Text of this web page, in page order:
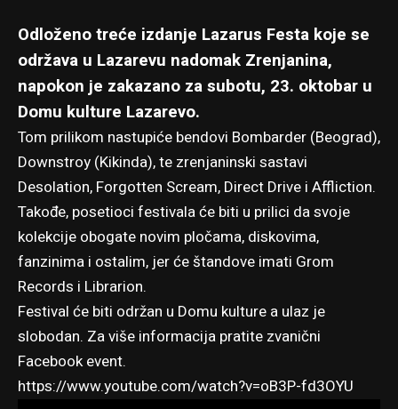
Odloženo treće izdanje Lazarus Festa koje se
održava u Lazarevu nadomak Zrenjanina,
napokon je zakazano za subotu, 23. oktobar u
Domu kulture Lazarevo.
Tom prilikom nastupiće bendovi Bombarder (Beograd),
Downstroy (Kikinda), te zrenjaninski sastavi
Desolation, Forgotten Scream, Direct Drive i Affliction.
Takođe, posetioci festivala će biti u prilici da svoje
kolekcije obogate novim pločama, diskovima,
fanzinima i ostalim, jer će štandove imati Grom
Records i Librarion.
Festival će biti održan u Domu kulture a ulaz je
slobodan. Za više informacija pratite zvanični
Facebook event.
https://www.youtube.com/watch?v=oB3P-fd3OYU